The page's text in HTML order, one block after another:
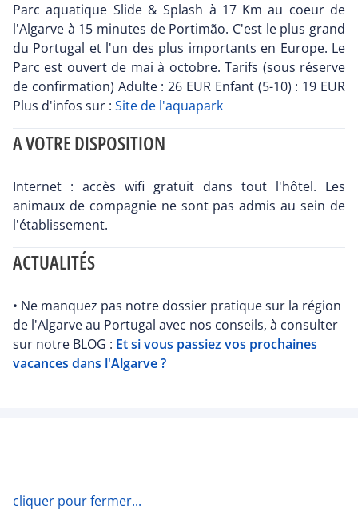
Parc aquatique Slide & Splash à 17 Km au coeur de
l'Algarve à 15 minutes de Portimão. C'est le plus grand
du Portugal et l'un des plus importants en Europe. Le
Parc est ouvert de mai à octobre. Tarifs (sous réserve
de confirmation) Adulte : 26 EUR Enfant (5-10) : 19 EUR
Plus d'infos sur : Site de l'aquapark
A VOTRE DISPOSITION
Internet : accès wifi gratuit dans tout l'hôtel. Les
animaux de compagnie ne sont pas admis au sein de
l'établissement.
ACTUALITÉS
• Ne manquez pas notre dossier pratique sur la région
de l'Algarve au Portugal avec nos conseils, à consulter
sur notre BLOG : Et si vous passiez vos prochaines
vacances dans l'Algarve ?
cliquer pour fermer...